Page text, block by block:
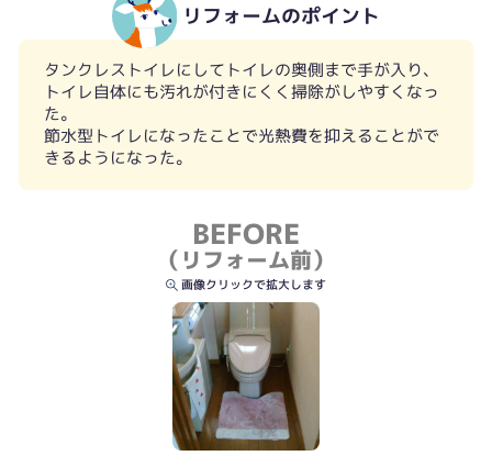
リフォームのポイント
タンクレストイレにしてトイレの奥側まで手が入り、
トイレ自体にも汚れが付きにくく掃除がしやすくなっ
た。
節水型トイレになったことで光熱費を抑えることがで
きるようになった。
BEFORE
（リフォーム前）
画像クリックで拡大します